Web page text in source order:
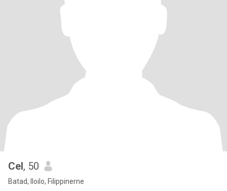
Cel, 50
Batad, Iloilo, Filippinerne